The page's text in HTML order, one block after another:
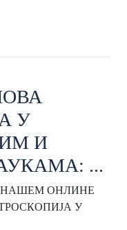
У
И
...
НАШЕМ ОНЛИНЕ
У